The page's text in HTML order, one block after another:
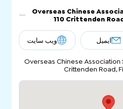
Overseas Chinese
110 Crittenden
ایمیل ویب سایت
Overseas Chinese Association
Crittenden Road,